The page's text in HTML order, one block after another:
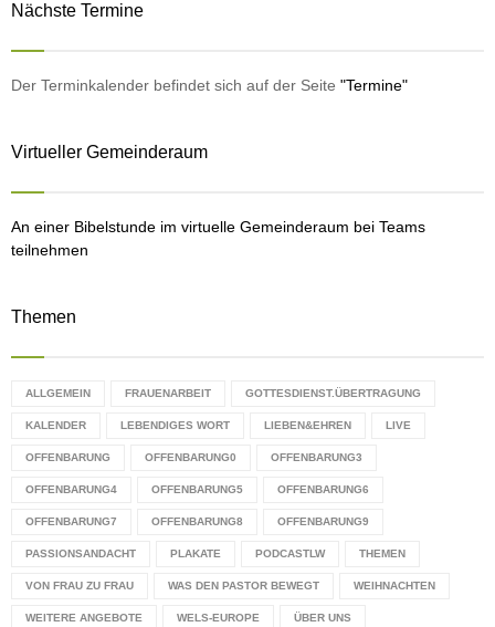
c
o
Nächste Termine
Der Terminkalender befindet sich auf der Seite "Termine"
Virtueller Gemeinderaum
An einer Bibelstunde im virtuelle Gemeinderaum bei Teams
teilnehmen
Themen
ALLGEMEIN FRAUENARBEIT GOTTESDIENST.ÜBERTRAGUNG
KALENDER LEBENDIGES WORT LIEBEN&EHREN LIVE
OFFENBARUNG OFFENBARUNG0 OFFENBARUNG3
OFFENBARUNG4 OFFENBARUNG5 OFFENBARUNG6
OFFENBARUNG7 OFFENBARUNG8 OFFENBARUNG9
PASSIONSANDACHT PLAKATE PODCASTLW THEMEN
VON FRAU ZU FRAU WAS DEN PASTOR BEWEGT WEIHNACHTEN
WEITERE ANGEBOTE WELS-EUROPE ÜBER UNS